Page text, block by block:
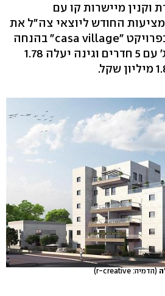
וקנין מיישרות קו עם
החודש ליוצאי צה"ל את
הקוטג'ים האחרונים בפרויקט "casa village" בהנחה
של 80 אלף שקל. קוטג' עם 5 חדרים וגינה יעלה 1.78
(הדמיה: r-creative)